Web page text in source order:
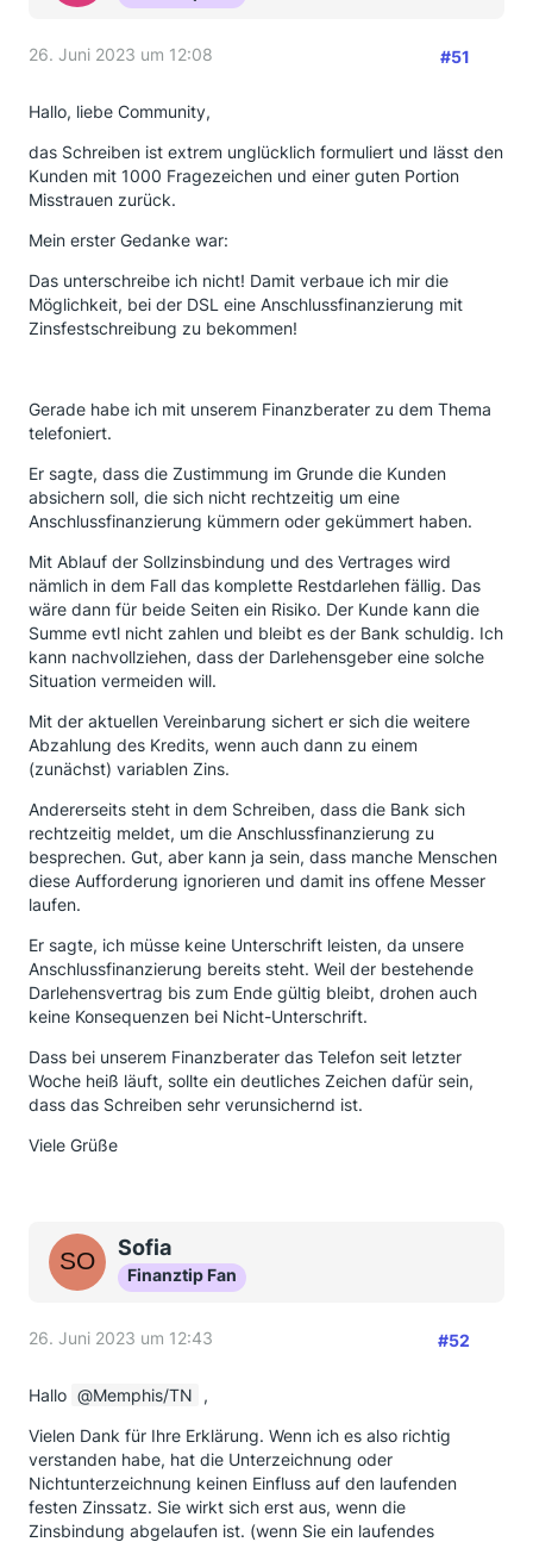
26. Juni 2023 um 12:08 #51
Hallo, liebe Community,
das Schreiben ist extrem unglücklich formuliert und lässt den
Kunden mit 1000 Fragezeichen und einer guten Portion
Misstrauen zurück.
Mein erster Gedanke war:
Das unterschreibe ich nicht! Damit verbaue ich mir die
Möglichkeit, bei der DSL eine Anschlussfinanzierung mit
Zinsfestschreibung zu bekommen!
Gerade habe ich mit unserem Finanzberater zu dem Thema
telefoniert.
Er sagte, dass die Zustimmung im Grunde die Kunden
absichern soll, die sich nicht rechtzeitig um eine
Anschlussfinanzierung kümmern oder gekümmert haben.
Mit Ablauf der Sollzinsbindung und des Vertrages wird
nämlich in dem Fall das komplette Restdarlehen fällig. Das
wäre dann für beide Seiten ein Risiko. Der Kunde kann die
Summe evtl nicht zahlen und bleibt es der Bank schuldig. Ich
kann nachvollziehen, dass der Darlehensgeber eine solche
Situation vermeiden will.
Mit der aktuellen Vereinbarung sichert er sich die weitere
Abzahlung des Kredits, wenn auch dann zu einem
(zunächst) variablen Zins.
Andererseits steht in dem Schreiben, dass die Bank sich
rechtzeitig meldet, um die Anschlussfinanzierung zu
besprechen. Gut, aber kann ja sein, dass manche Menschen
diese Aufforderung ignorieren und damit ins offene Messer
laufen.
Er sagte, ich müsse keine Unterschrift leisten, da unsere
Anschlussfinanzierung bereits steht. Weil der bestehende
Darlehensvertrag bis zum Ende gültig bleibt, drohen auch
keine Konsequenzen bei Nicht-Unterschrift.
Dass bei unserem Finanzberater das Telefon seit letzter
Woche heiß läuft, sollte ein deutliches Zeichen dafür sein,
dass das Schreiben sehr verunsichernd ist.
Viele Grüße
Sofia
Finanztip Fan
26. Juni 2023 um 12:43 #52
Hallo Memphis/TN
,
Vielen Dank für Ihre Erklärung. Wenn ich es also richtig
verstanden habe, hat die Unterzeichnung oder
Nichtunterzeichnung keinen Einfluss auf den laufenden
festen Zinssatz. Sie wirkt sich erst aus, wenn die
Zinsbindung abgelaufen ist. (wenn Sie ein laufendes